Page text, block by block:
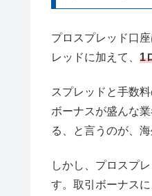
プロスプレッド口
レッドに加えて、 1
スプレッドと手数
ボーナスが盛んな
る、と言うのが、
しかし、プロスプ
す。取引ボーナス